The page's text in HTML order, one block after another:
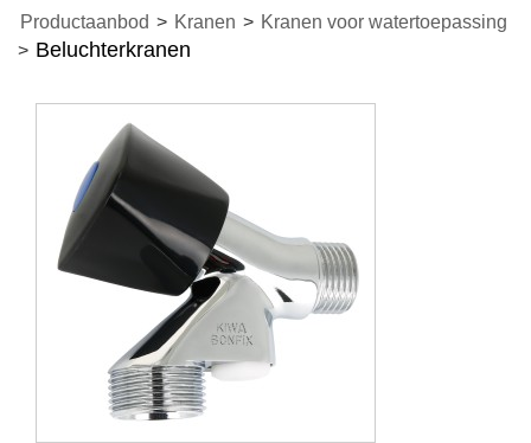
Productaanbod > Kranen > Kranen voor watertoepassing
> Beluchterkranen